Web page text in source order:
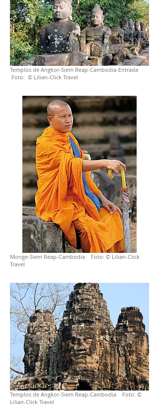
Templos de Angkor-Siem Reap-Cambodia-Entrada
Foto: © Lilian-Click Travel
Monge-Siem Reap-Cambodia Foto: © Lilian-Click
Travel
Templos de Angkor-Siem Reap-Cambodia Foto: ©
Lilian-Click Travel